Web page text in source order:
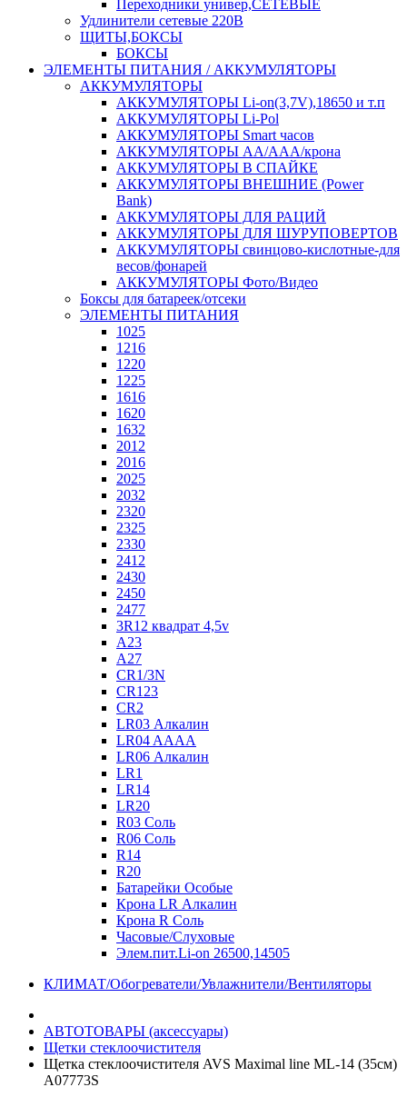
Переходники универ,СЕТЕВЫЕ
Удлинители сетевые 220В
ЩИТЫ,БОКСЫ
БОКСЫ
ЭЛЕМЕНТЫ ПИТАНИЯ / АККУМУЛЯТОРЫ
АККУМУЛЯТОРЫ
АККУМУЛЯТОРЫ Li-on(3,7V),18650 и т.п
АККУМУЛЯТОРЫ Li-Pol
АККУМУЛЯТОРЫ Smart часов
АККУМУЛЯТОРЫ АА/ААА/крона
АККУМУЛЯТОРЫ В СПАЙКЕ
АККУМУЛЯТОРЫ ВНЕШНИЕ (Power
Bank)
АККУМУЛЯТОРЫ ДЛЯ РАЦИЙ
АККУМУЛЯТОРЫ ДЛЯ ШУРУПОВЕРТОВ
АККУМУЛЯТОРЫ свинцово-кислотные-для
весов/фонарей
АККУМУЛЯТОРЫ Фото/Видео
Боксы для батареек/отсеки
ЭЛЕМЕНТЫ ПИТАНИЯ
1025
1216
1220
1225
1616
1620
1632
2012
2016
2025
2032
2320
2325
2330
2412
2430
2450
2477
3R12 квадрат 4,5v
A23
A27
CR1/3N
CR123
CR2
LR03 Алкалин
LR04 AAAA
LR06 Алкалин
LR1
LR14
LR20
R03 Соль
R06 Соль
R14
R20
Батарейки Особые
Крона LR Алкалин
Крона R Соль
Часовые/Слуховые
Элем.пит.Li-on 26500,14505
КЛИМАТ/Обогреватели/Увлажнители/Вентиляторы
АВТОТОВАРЫ (аксессуары)
Щетки стеклоочистителя
Щетка стеклоочистителя AVS Maximal line ML-14 (35см)
A07773S